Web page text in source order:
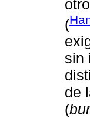
(
sin
de
(